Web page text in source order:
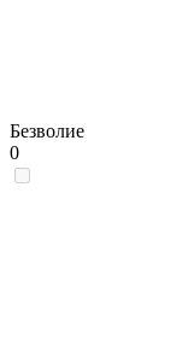
Безволие
0